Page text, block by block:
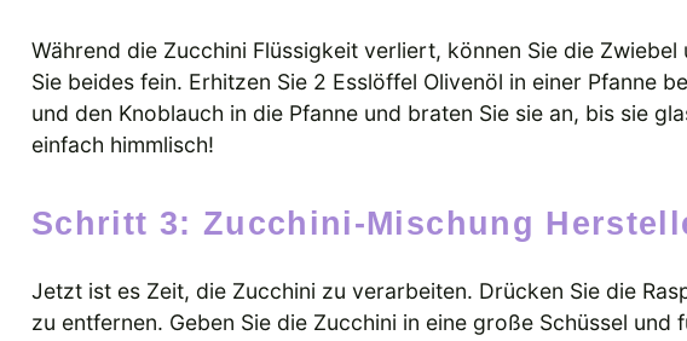
Während die Zucchini Flüssigkeit verliert, können Sie die
Sie beides fein. Erhitzen Sie 2 Esslöffel Olivenöl in einer Pfanne
und den Knoblauch in die Pfanne und braten Sie sie an, bis sie
einfach himmlisch!
Schritt 3: Zucchini-Mischung
Jetzt ist es Zeit, die Zucchini zu verarbeiten. Drücken Sie die
zu entfernen. Geben Sie die Zucchini in eine große Schüssel und